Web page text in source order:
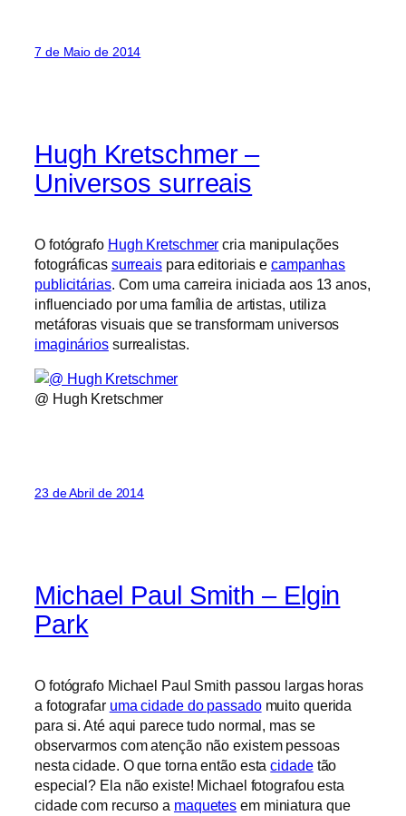
7 de Maio de 2014
Hugh Kretschmer –
Universos surreais
O fotógrafo Hugh Kretschmer cria manipulações
fotográficas surreaispara editoriais ecampanhas
publicitárias. Com uma carreira iniciada aos 13 anos,
influenciado por uma família de artistas, utiliza
metáforas visuais que se transformam universos
imagináriossurrealistas.
@ Hugh Kretschmer
23 de Abril de 2014
Michael Paul Smith – Elgin
Park
O fotógrafo Michael Paul Smith passou largas horas
a fotografar uma cidade do passadomuito querida
para si. Até aqui parece tudo normal, mas se
observarmos com atenção não existem pessoas
nesta cidade. O que torna então estacidadetão
especial? Ela não existe! Michael fotografou esta
cidade com recurso a maquetes em miniatura que